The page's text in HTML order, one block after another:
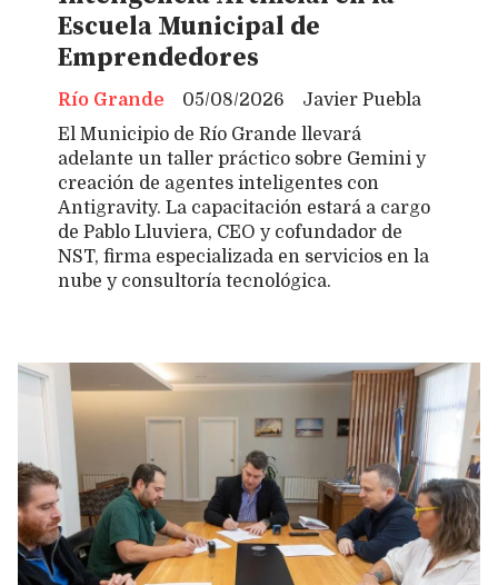
Escuela Municipal de
Emprendedores
Javier Puebla
Río Grande
05/08/2026
El Municipio de Río Grande llevará
adelante un taller práctico sobre Gemini y
creación de agentes inteligentes con
Antigravity. La capacitación estará a cargo
de Pablo Lluviera, CEO y cofundador de
NST, firma especializada en servicios en la
nube y consultoría tecnológica.